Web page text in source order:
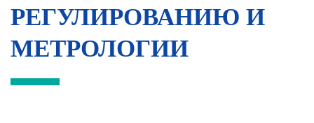
РЕГУЛИРОВАНИЮ И
МЕТРОЛОГИИ